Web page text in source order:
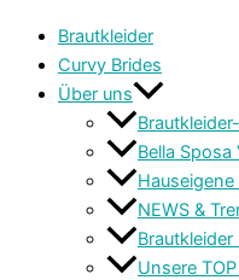
Brautkleider
Curvy Brides
Über uns
Bella Sposa
NEWS &
Unsere